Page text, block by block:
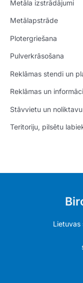
Metāla izstrādājumi
Metālapstrāde
Plotergriešana
Pulverkrāsošana
Reklāmas stendi un
Reklāmas un
Stāvvietu un
Teritoriju, pilsētu
Lietuvas